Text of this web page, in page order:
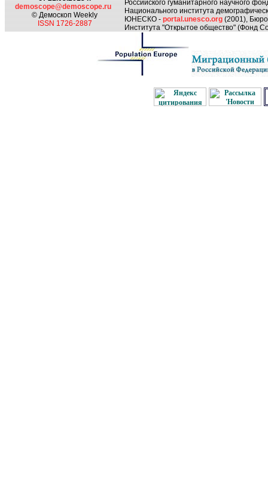
demoscope@demoscope.ru
© Демоскоп Weekly
ISSN 1726-2887
Российского гуманитарного научного
Национального института
ЮНЕСКО -portal.unesco.org(2001),
Института "Открытое общество" (Фонд